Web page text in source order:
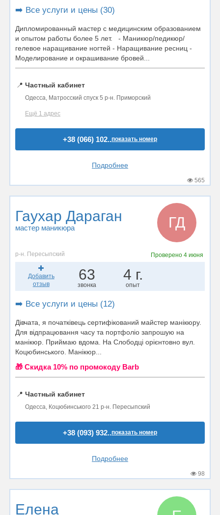
➡️ Все услуги и цены (30)
Дипломированный мастер с медицинским образованием
и опытом работы более 5 лет. - Маникюр/педикюр/
гелевое наращивание ногтей - Наращивание ресниц -
Моделирование и окрашивание бровей...
📍 Частный кабинет
Одесса, Матросский спуск 5 р-н. Приморский
Ещё 1 адрес
+38 (066) 102..показать номер
Подробнее
565
Гаухар Дараган
мастер маникюра ГД
р-н. Пересыпский Проверено 4 июня
Добавить
отзыв
63
звонка
4 г.
опыт
➡️ Все услуги и цены (12)
Дівчата, я початківець сертифікований майстер манікюру.
Для відпрацювання часу та портфоліо запрошую на
манікюр. Приймаю вдома. На Слободці орієнтовно вул.
Коцюбинського. Манікюр...
🎁 Cкидка 10% по промокоду Barb
📍 Частный кабинет
Одесса, Коцюбинського 21 р-н. Пересыпский
+38 (093) 932..показать номер
Подробнее
98
Елена